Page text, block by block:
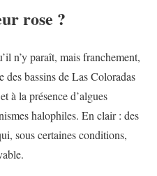
rose ?
n’y paraît, mais franchement,
des bassins de Las Coloradas
à la présence d’algues
halophiles. En clair : des
sous certaines conditions,